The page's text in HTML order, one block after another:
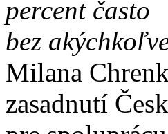
percent často
bez
Milana
zasadnutí